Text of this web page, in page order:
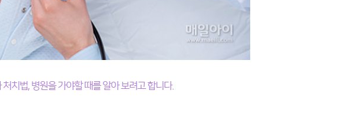
처치법, 병원을 가야할 때를 알아 보려고 합니다.